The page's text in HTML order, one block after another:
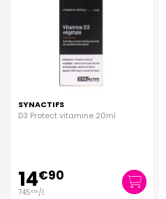
SYNACTIFS
D3 Protect vitamine 20ml
14€90
745€00/l.